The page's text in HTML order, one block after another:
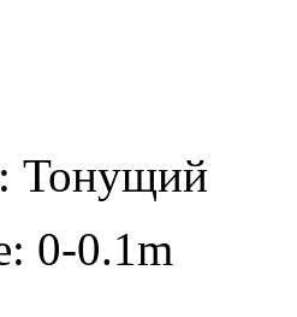
Тонущий
0-0.1m